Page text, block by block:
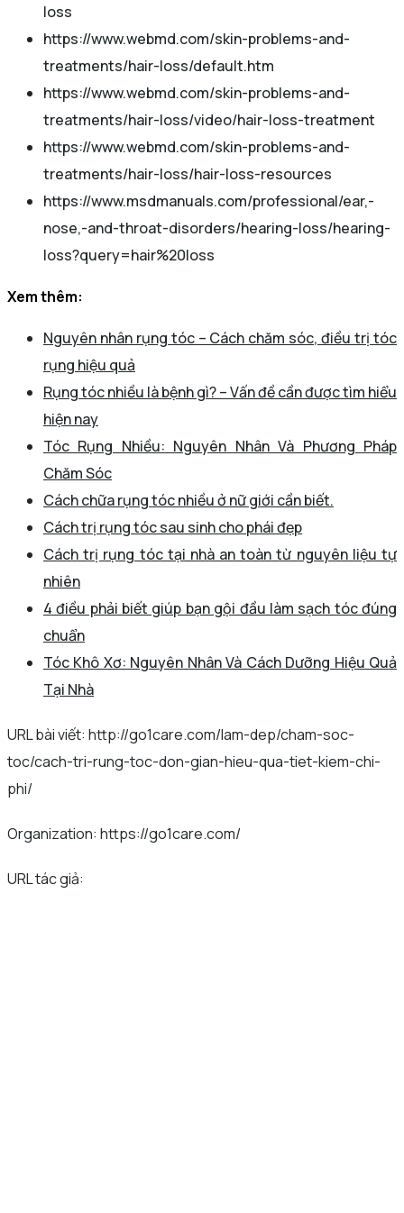
loss
https://www.webmd.com/skin-problems-and-
treatments/hair-loss/default.htm
https://www.webmd.com/skin-problems-and-
treatments/hair-loss/video/hair-loss-treatment
https://www.webmd.com/skin-problems-and-
treatments/hair-loss/hair-loss-resources
https://www.msdmanuals.com/professional/ear,-
nose,-and-throat-disorders/hearing-loss/hearing-
loss?query=hair%20loss
Xem thêm:
Nguyên nhân rụng tóc – Cách chăm sóc, điều trị tóc
rụng hiệu quả
Rụng tóc nhiều là bệnh gì? – Vấn đề cần được tìm hiểu
hiện nay
Tóc Rụng Nhiều: Nguyên Nhân Và Phương Pháp
Chăm Sóc
Cách chữa rụng tóc nhiều ở nữ giới cần biết.
Cách trị rụng tóc sau sinh cho phái đẹp
Cách trị rụng tóc tại nhà an toàn từ nguyên liệu tự
nhiên
4 điều phải biết giúp bạn gội đầu làm sạch tóc đúng
chuẩn
Tóc Khô Xơ: Nguyên Nhân Và Cách Dưỡng Hiệu Quả
Tại Nhà
URL bài viết: http://go1care.com/lam-dep/cham-soc-
toc/cach-tri-rung-toc-don-gian-hieu-qua-tiet-kiem-chi-
phi/
Organization: https://go1care.com/
URL tác giả: